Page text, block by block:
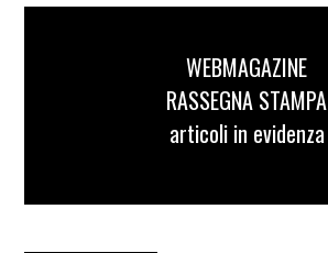
WEBMAGAZINE
RASSEGNA STAMPA
articoli in evidenza